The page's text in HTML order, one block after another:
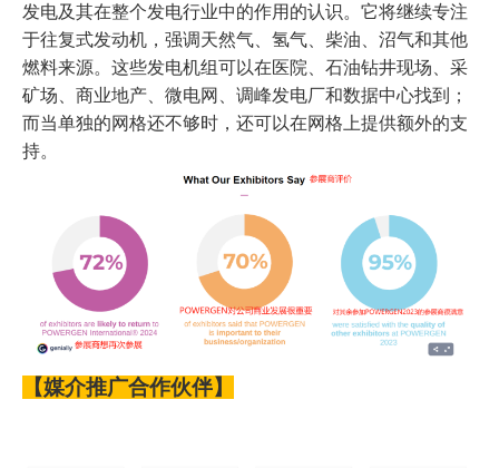
发电及其在整个发电行业中的作用的认识。它将继续专注
于往复式发动机，强调天然气、氢气、柴油、沼气和其他
燃料来源。这些发电机组可以在医院、石油钻井现场、采
矿场、商业地产、微电网、调峰发电厂和数据中心找到
；
而当单独的网格还不够时，还可以在网格上提供额外的支
持。
【媒介推广合作伙伴】